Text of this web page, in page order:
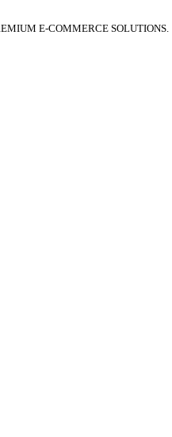
E-COMMERCE SOLUTIONS.